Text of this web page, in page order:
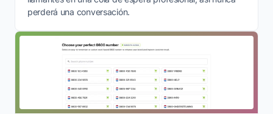
perderá una conversación.